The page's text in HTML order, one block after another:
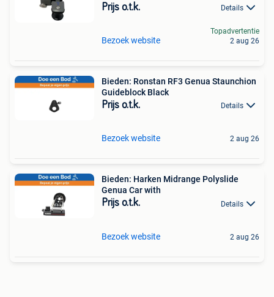
Prijs o.t.k. Details
Bezoek website
Topadvertentie
2 aug 26
Bieden: Ronstan RF3 Genua Staunchion
Guideblock Black
Prijs o.t.k. Details
Bezoek website 2 aug 26
Bieden: Harken Midrange Polyslide
Genua Car with
Prijs o.t.k. Details
Bezoek website 2 aug 26